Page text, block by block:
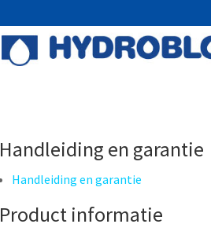
Handleiding en garantie
Handleiding en garantie
Product informatie